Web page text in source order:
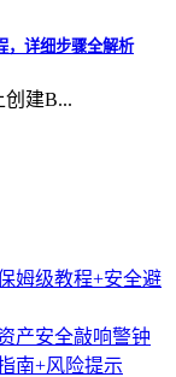
，详细步骤全解析
建B...
姆级教程+安全避
产安全敲响警钟
南+风险提示